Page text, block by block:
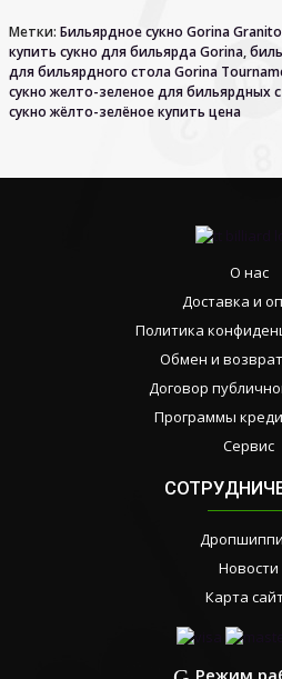
Метки: Бильярдное сукно Gorina
купить сукно для бильярда Gorina,
для бильярдного стола Gorina
сукно желто-зеленое для бильярдных
сукно жёлто-зелёное купить цена
О нас
Доставка и
Политика
Обмен и
Договор
Программы
Сервис
Новости
Карта